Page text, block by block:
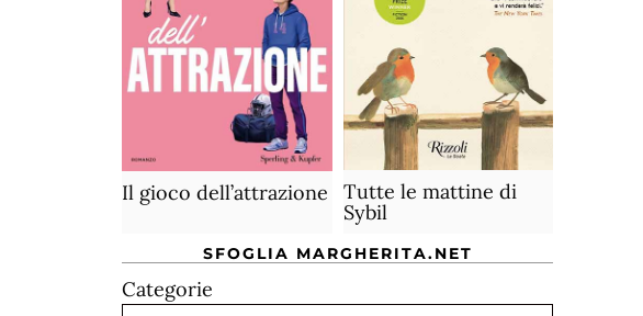
Il gioco dell’attrazione
Tutte le mattine di
Sybil
SFOGLIA MARGHERITA.NET
Categorie